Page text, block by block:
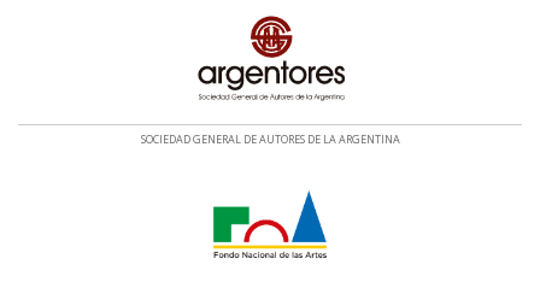
SOCIEDAD GENERAL DE AUTORES DE LA ARGENTINA